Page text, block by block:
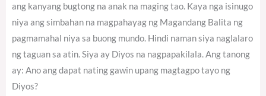
ang kanyang bugtong na anak na maging tao. Kaya nga isinugo
niya ang simbahan na magpahayag ng Magandang Balita ng
pagmamahal niya sa buong mundo. Hindi naman siya naglalaro
ng taguan sa atin. Siya ay Diyos na nagpapakilala. Ang tanong
ay: Ano ang dapat nating gawin upang magtagpo tayo ng
Diyos?